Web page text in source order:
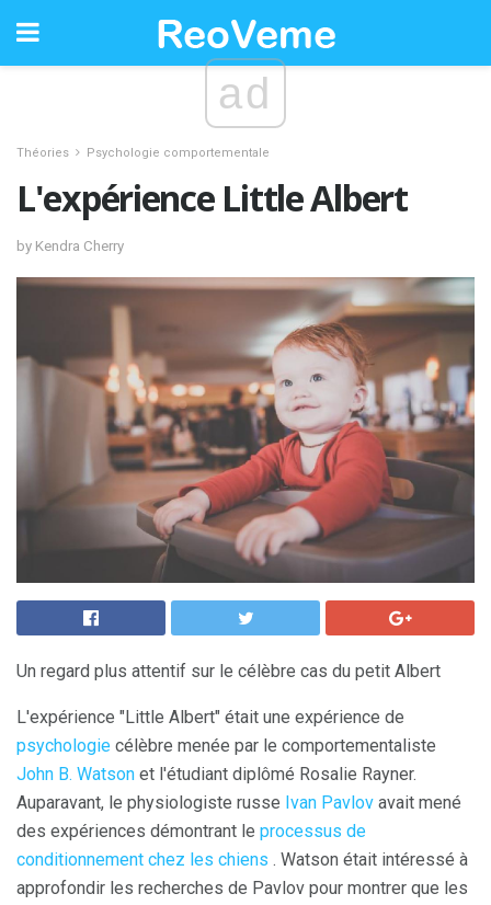
ad
Théories Psychologie comportementale
L'expérience Little Albert
by Kendra Cherry
Un regard plus attentif sur le célèbre cas du petit Albert
L'expérience "Little Albert" était une expérience de
psychologie célèbre menée par le comportementaliste
John B. Watson et l'étudiant diplômé Rosalie Rayner.
Auparavant, le physiologiste russe Ivan Pavlov avait mené
des expériences démontrant le processus de
conditionnement chez les chiens . Watson était intéressé à
approfondir les recherches de Pavlov pour montrer que les